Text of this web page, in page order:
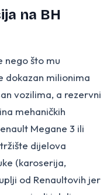
na BH
nego što mu
dokazan milionima
vozilima, a rezervni
mehaničkih
Megane 3 ili
dijelova
(karoserija,
od Renaultovih jer